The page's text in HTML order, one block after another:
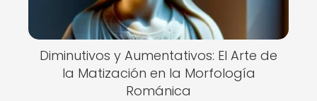
Diminutivos y Aumentativos: El Arte de
la Matización en la Morfología
Románica